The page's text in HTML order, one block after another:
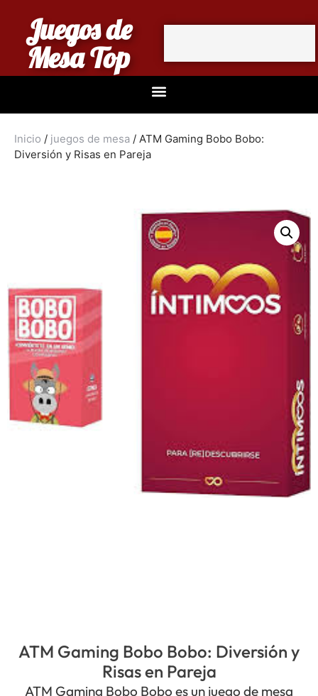
Juegos de
Mesa Top
Inicio / juegos de mesa / ATM Gaming Bobo Bobo:
Diversión y Risas en Pareja
ATM Gaming Bobo Bobo: Diversión y
Risas en Pareja
ATM Gaming Bobo Bobo es un juego de mesa